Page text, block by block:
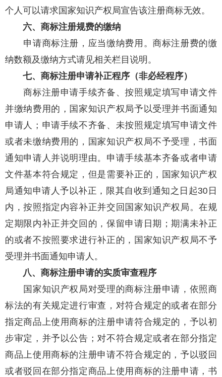
个人可以请求国家知识产权局宣告该注册商标无效。
六、商标注册规费的缴纳
申请商标注册，应当缴纳费用。商标注册费的缴
纳数额及缴纳方式请见相关栏目说明。
七、商标注册申请补正程序（非必经程序）
商标注册申请手续齐备、按照规定填写申请文件
并缴纳费用的，国家知识产权局予以受理并书面通知
申请人；申请手续不齐备、未按照规定填写申请文件
或者未缴纳费用的，国家知识产权局不予受理，书面
通知申请人并说明理由。申请手续基本齐备或者申请
文件基本符合规定，但是需要补正的，国家知识产权
局通知申请人予以补正，限其自收到通知之日起30日
内，按照指定内容补正并交回国家知识产权局。在规
定期限内补正并交回的，保留申请日期；期满未补正
的或者不按照要求进行补正的，国家知识产权局不予
受理并书面通知申请人。
八、商标注册申请的实质审查程序
国家知识产权局对受理的商标注册申请，依照商
标法的有关规定进行审查，对符合规定的或者在部分
指定商品上使用商标的注册申请符合规定的，予以初
步审定，并予以公告；对不符合规定或者在部分指定
商品上使用商标的注册申请不符合规定的，予以驳回
或者驳回在部分指定商品上使用商标的注册申请，书